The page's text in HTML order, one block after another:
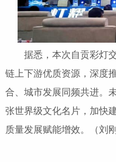
据悉，本次自贡彩灯
链上下游优质资源，深度
合、城市发展同频共进。
张世界级文化名片，加快
质量发展赋能增效。（刘刚